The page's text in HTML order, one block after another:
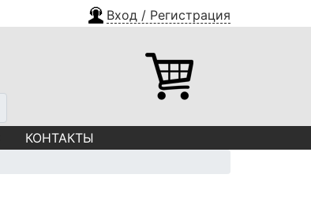
Вход / Регистрация
КОНТАКТЫ